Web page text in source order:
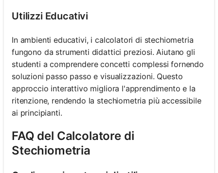
Utilizzi Educativi
In ambienti educativi, i calcolatori di stechiometria
fungono da strumenti didattici preziosi. Aiutano gli
studenti a comprendere concetti complessi fornendo
soluzioni passo passo e visualizzazioni. Questo
approccio interattivo migliora l'apprendimento e la
ritenzione, rendendo la stechiometria più accessibile
ai principianti.
FAQ del Calcolatore di
Stechiometria